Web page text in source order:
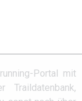
Portal mit